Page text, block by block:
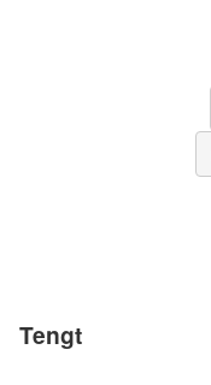
Tengt